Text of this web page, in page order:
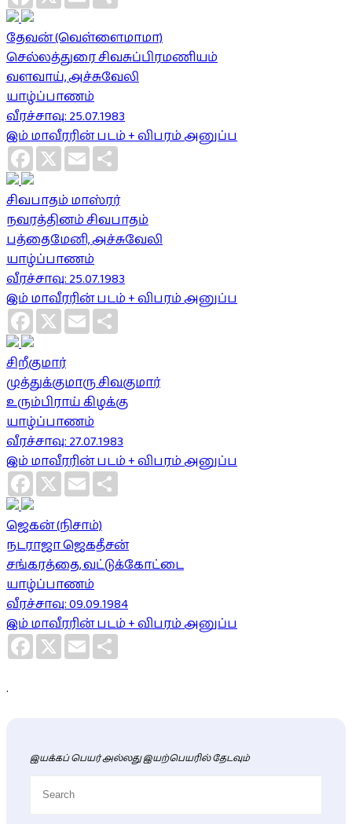
தேவன் (வெள்ளைமாமா)
செல்லத்துரை சிவசுப்பிரமணியம்
வளவாய், அச்சுவேலி
யாழ்ப்பாணம்
வீரச்சாவு: 25.07.1983
இம் மாவீரரின் படம் + விபரம் அனுப்ப
Facebook
X Email
சிவபாதம் மாஸ்ரர்
நவரத்தினம் சிவபாதம்
பத்தைமேனி, அச்சுவேலி
யாழ்ப்பாணம்
வீரச்சாவு: 25.07.1983
இம் மாவீரரின் படம் + விபரம் அனுப்ப
Facebook
X Email
சிறீகுமார்
முத்துக்குமாரு சிவகுமார்
உரும்பிராய் கிழக்கு
யாழ்ப்பாணம்
வீரச்சாவு: 27.07.1983
இம் மாவீரரின் படம் + விபரம் அனுப்ப
Facebook
X Email
ஜெகன் (நிசாம்)
நடராஜா ஜெகதீசன்
சங்கரத்தை, வட்டுக்கோட்டை
யாழ்ப்பாணம்
வீரச்சாவு: 09.09.1984
இம் மாவீரரின் படம் + விபரம் அனுப்ப
Facebook
X Email
.
இயக்கப் பெயர் அல்லது இயற்பெயரில் தேடவும்